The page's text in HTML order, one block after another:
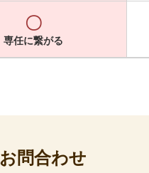
〇
専任に繋がる
問合わせ